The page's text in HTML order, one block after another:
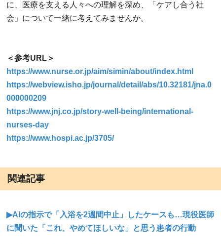
に、医療を支える人々への理解を深め、「ケアし合う社
会」について一緒に考えてみませんか。
＜参考URL＞
https://www.nurse.or.jp/aim/simin/about/index.html
https://webview.isho.jp/journal/detail/abs/10.32181/jna.0
000000209
https://www.jnj.co.jp/story-well-being/international-
nurses-day
https://www.hospi.ac.jp/3705/
関連記事
▶AIの指示で「入浴を2週間中止」したケースも…現役医師
に聞いた「これ、やめてほしいな」と思う患者の行動